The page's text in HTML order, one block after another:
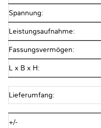
Spannung:
Leistungsaufnahme:
Fassungsvermögen:
L x B x H:
Lieferumfang:
+/-